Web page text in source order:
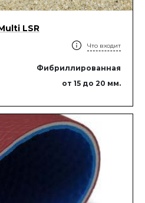
LSR
Что входит
Фибриллированная
от 15 до 20 мм.